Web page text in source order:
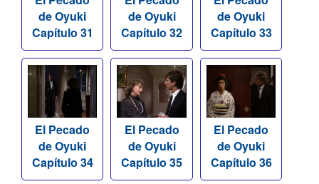
de Oyuki
Capítulo 31
de Oyuki
Capítulo 32
de Oyuki
Capítulo 33
El Pecado
de Oyuki
Capítulo 34
El Pecado
de Oyuki
Capítulo 35
El Pecado
de Oyuki
Capítulo 36